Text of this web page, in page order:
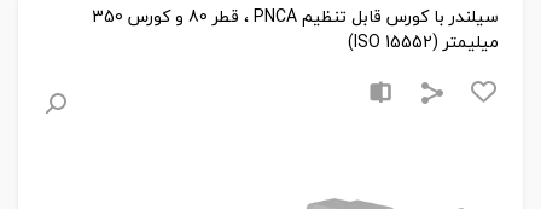
سیلندر با کورس قابل تنظیم PNCA ، قطر 80 و کورس 350
میلیمتر (ISO 15552)